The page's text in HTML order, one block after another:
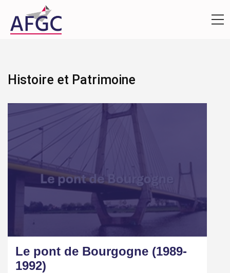
Histoire et Patrimoine
Le pont de Bourgogne (1989-
1992)